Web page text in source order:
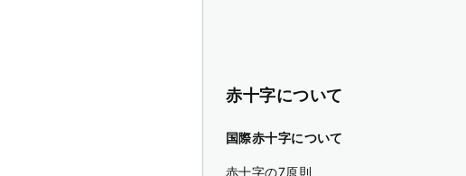
赤十字について
国際赤十字について
赤十字の7原則